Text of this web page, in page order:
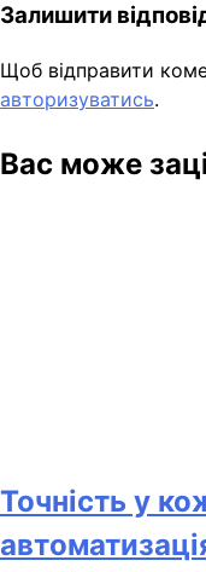
Залишити
Щоб відправити
авторизуватись.
Вас може
Точність у